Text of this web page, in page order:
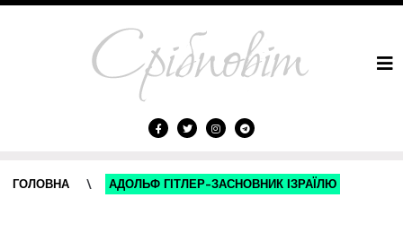
ГОЛОВНА \ АДОЛЬФ ГІТЛЕР-ЗАСНОВНИК ІЗРАЇЛЮ